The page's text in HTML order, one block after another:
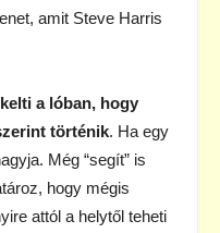
amit Steve Harris
a lóban, hogy
történik. Ha egy
Még “segít” is
hogy mégis
attól a helytől teheti